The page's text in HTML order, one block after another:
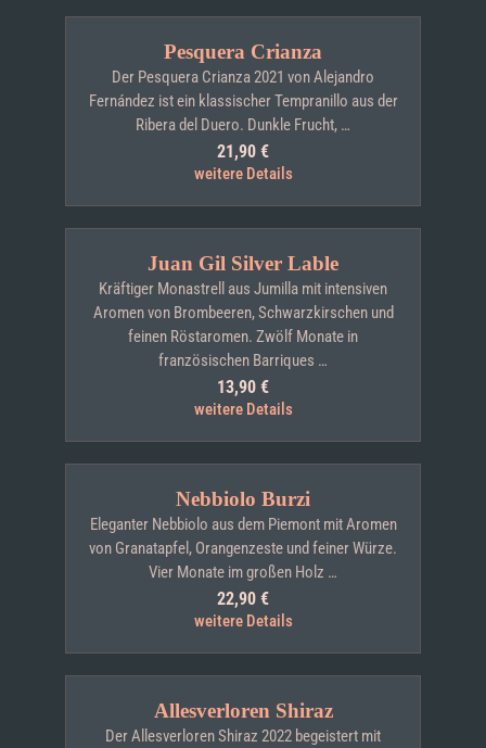
Pesquera Crianza
Der Pesquera Crianza 2021 von Alejandro
Fernández ist ein klassischer Tempranillo aus der
Ribera del Duero. Dunkle Frucht, …
21,90 €
weitere Details
Juan Gil Silver Lable
Kräftiger Monastrell aus Jumilla mit intensiven
Aromen von Brombeeren, Schwarzkirschen und
feinen Röstaromen. Zwölf Monate in
französischen Barriques …
13,90 €
weitere Details
Nebbiolo Burzi
Eleganter Nebbiolo aus dem Piemont mit Aromen
von Granatapfel, Orangenzeste und feiner Würze.
Vier Monate im großen Holz …
22,90 €
weitere Details
Allesverloren Shiraz
Der Allesverloren Shiraz 2022 begeistert mit